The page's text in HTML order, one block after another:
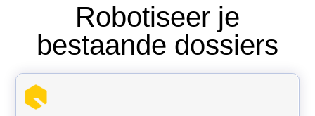
Robotiseer je
bestaande dossiers